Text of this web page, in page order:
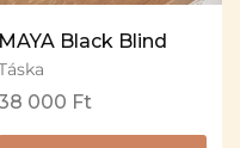
MAYA Black Blind
000 Ft